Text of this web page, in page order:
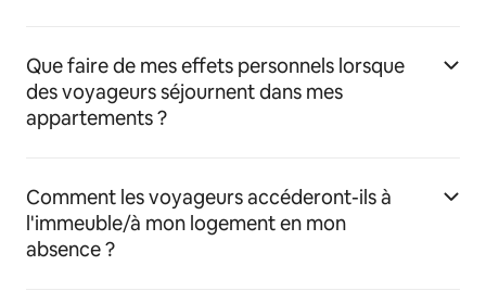
Que faire de mes effets personnels lorsque
des voyageurs séjournent dans mes
appartements ?
Comment les voyageurs accéderont-ils à
l'immeuble/à mon logement en mon
absence ?